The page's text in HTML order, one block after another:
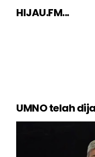
HIJAU.FM...
UMNO telah